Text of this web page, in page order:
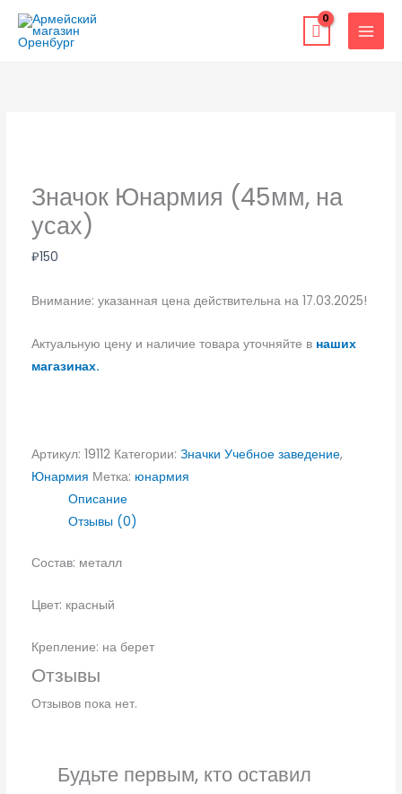
Перейти
содержимому
Значок Юнармия (45мм, на
усах)
₽150
Внимание: указанная цена действительна на 17.03.2025!
Актуальную цену и наличие товара уточняйте в наших
магазинах.
Артикул: 19112 Категории: Значки Учебное заведение,
Юнармия Метка: юнармия
Описание
Отзывы (0)
Состав: металл
Цвет: красный
Крепление: на берет
Отзывы
Отзывов пока нет.
Будьте первым, кто оставил